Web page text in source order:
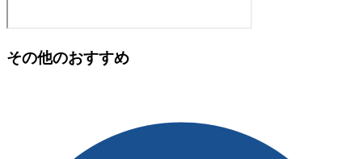
その他のおすすめ